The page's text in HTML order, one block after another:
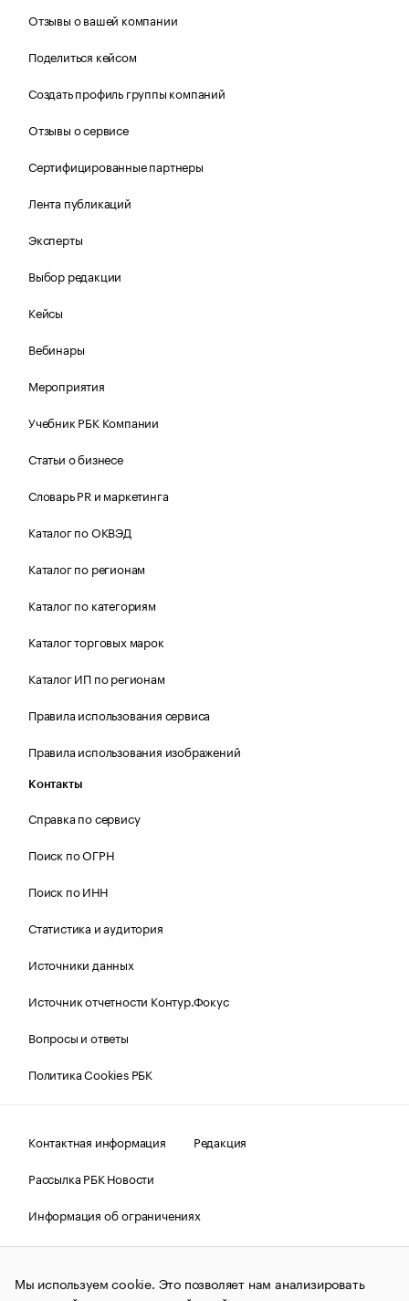
Отзывы о вашей компании
Поделиться кейсом
Создать профиль группы компаний
Отзывы о сервисе
Сертифицированные партнеры
Лента публикаций
Эксперты
Выбор редакции
Кейсы
Вебинары
Мероприятия
Учебник РБК Компании
Статьи о бизнесе
Словарь PR и маркетинга
Каталог по ОКВЭД
Каталог по регионам
Каталог по категориям
Каталог торговых марок
Каталог ИП по регионам
Правила использования сервиса
Правила использования изображений
Контакты
Справка по сервису
Поиск по ОГРН
Поиск по ИНН
Статистика и аудитория
Источники данных
Источник отчетности Контур.Фокус
Вопросы и ответы
Политика Cookies РБК
Контактная информация
Редакция
Рассылка РБК Новости
Информация об ограничениях
Правовая информация
О соблюдении авторских прав
© АО «РОСБИЗНЕСКОНСАЛТИНГ»,1995–2026.Сообщения
Мы используем cookie. Это позволяет нам анализировать